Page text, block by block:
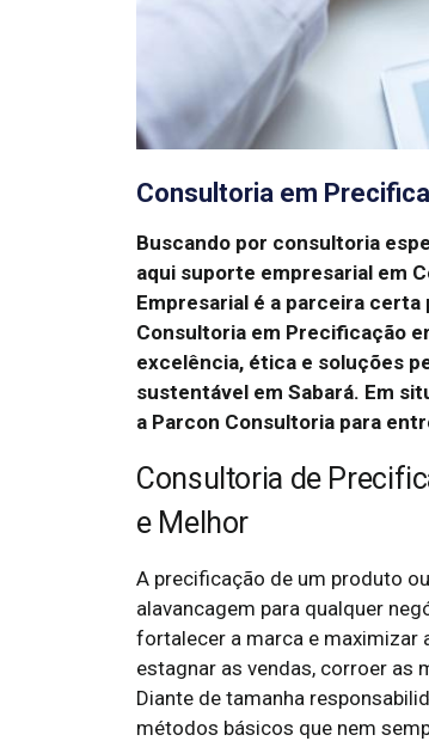
Consultoria em
Buscando por consultoria
aqui suporte empresarial em
Empresarial é a parceira
Consultoria em Precificação
excelência, ética e soluções
sustentável em Sabará. Em
a Parcon Consultoria para
Consultoria de
e Melhor
A precificação de um produto
alavancagem para qualquer
fortalecer a marca e maximizar
estagnar as vendas, corroer as
Diante de tamanha
métodos básicos que nem